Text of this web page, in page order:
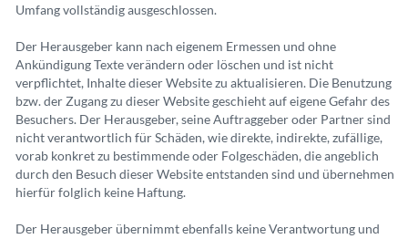
Umfang vollständig ausgeschlossen.
Der Herausgeber kann nach eigenem Ermessen und ohne
Ankündigung Texte verändern oder löschen und ist nicht
verpflichtet, Inhalte dieser Website zu aktualisieren. Die Benutzung
bzw. der Zugang zu dieser Website geschieht auf eigene Gefahr des
Besuchers. Der Herausgeber, seine Auftraggeber oder Partner sind
nicht verantwortlich für Schäden, wie direkte, indirekte, zufällige,
vorab konkret zu bestimmende oder Folgeschäden, die angeblich
durch den Besuch dieser Website entstanden sind und übernehmen
hierfür folglich keine Haftung.
Der Herausgeber übernimmt ebenfalls keine Verantwortung und